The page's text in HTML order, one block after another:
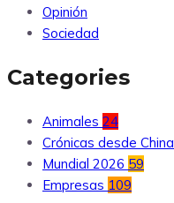
Opinión
Sociedad
Categories
Animales 24
Crónicas desde China
Mundial 2026 59
Empresas 109